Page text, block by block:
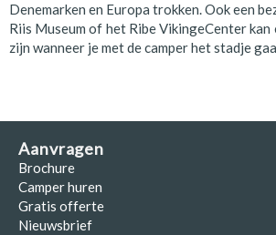
Denemarken en Europa trokken. Ook een
Riis Museum of het Ribe VikingeCenter
zijn wanneer je met de camper het stadje
Aanvragen
Brochure
Camper huren
Gratis offerte
Nieuwsbrief